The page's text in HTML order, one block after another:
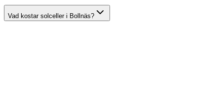
Vad kostar solceller i Bollnäs?